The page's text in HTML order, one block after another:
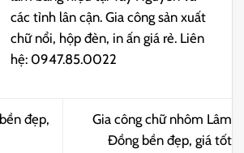
các tỉnh lân cận. Gia công sản xuất
chữ nổi, hộp đèn, in ấn giá rẻ. Liên
hệ: 0947.85.0022
đẹp,
Gia công chữ nhôm Lâm
Đồng bền đẹp, giá tốt